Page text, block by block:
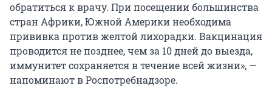
обратиться к врачу. При посещении большинства
стран Африки, Южной Америки необходима
прививка против желтой лихорадки. Вакцинация
проводится не позднее, чем за 10 дней до выезда,
иммунитет сохраняется в течение всей жизни», —
напоминают в Роспотребнадзоре.